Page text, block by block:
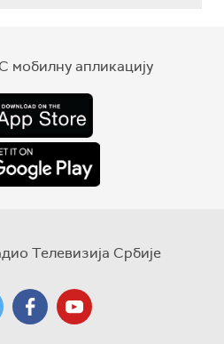
мобилну апликацију
Телевизија Србије